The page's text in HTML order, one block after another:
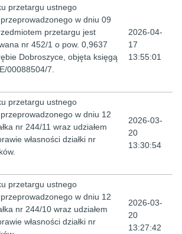
przetargu ustnego
w dniu 09
przetargu jest
nr 452/1 o pow. 0,9637
Dobroszyce, objęta księgą
00088504/7.
2026-04-
17
13:55:01
przetargu ustnego
w dniu 12
nr 244/11 wraz udziałem
własności działki nr
2026-03-
20
13:30:54
przetargu ustnego
w dniu 12
nr 244/10 wraz udziałem
własności działki nr
2026-03-
20
13:27:42